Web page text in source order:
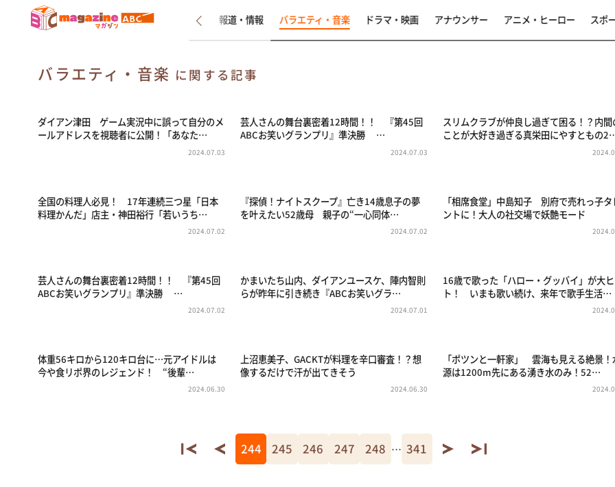
新着 インタビュー 報道・情報 バラエティ・音楽 ドラマ・映画 アナウンサー アニメ・ヒーロー スポ
バラエティ・音楽 に関する記事
ダイアン津田 ゲーム実況中に誤って自分のメ
ールアドレスを視聴者に公開！「あなた…
2024.07.03
芸人さんの舞台裏密着12時間！！ 『第45回
ABCお笑いグランプリ』準決勝 …
2024.07.03
スリムクラブが仲良し過ぎて困る！？内間
ことが大好き過ぎる真栄田にやすともの
全国の料理人必見！ 17年連続三つ星「日本
料理かんだ」店主・神田裕行「若いうち…
2024.07.02
『探偵！ナイトスクープ』亡き14歳息子の夢
を叶えたい52歳母 親子の“一心同体…
2024.07.02
「相席食堂」中島知子 別府で売れっ子タ
ントに！大人の社交場で妖艶モード
芸人さんの舞台裏密着12時間！！ 『第45回
ABCお笑いグランプリ』準決勝 …
2024.07.02
かまいたち山内、ダイアンユースケ、陣内智則
らが昨年に引き続き『ABCお笑いグラ…
2024.07.01
16歳で歌った「ハロー・グッバイ」が大
ト！ いまも歌い続け、来年で歌手生活…
体重56キロから120キロ台に…元アイドルは
今や食リポ界のレジェンド！ “後輩…
2024.06.30
上沼恵美子、GACKTが料理を辛口審査！？想
像するだけで汗が出てきそう
2024.06.30
「ポツンと一軒家」 雲海も見える絶景！
源は1200m先にある湧き水のみ！52…
244 245 246 247 248 … 341